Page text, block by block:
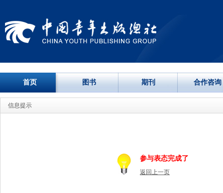
首页 图书 期刊 合作咨询
信息提示
参与表态完成了
返回上一页